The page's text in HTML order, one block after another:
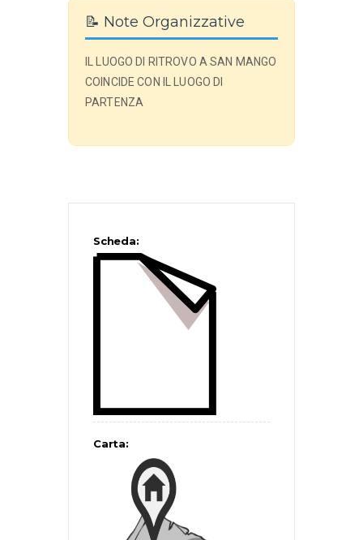
📝 Note Organizzative
IL LUOGO DI RITROVO A SAN MANGO
COINCIDE CON IL LUOGO DI
PARTENZA
Scheda:
Carta: